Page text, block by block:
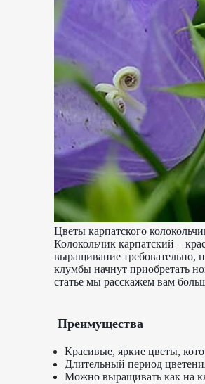
Цветы карпатского
Колокольчик карпатский –
выращивание требовательно,
клумбы начнут приобретать
статье мы расскажем вам
Преимущества
Красивые, яркие цветы,
Длительный период
Можно выращивать как на